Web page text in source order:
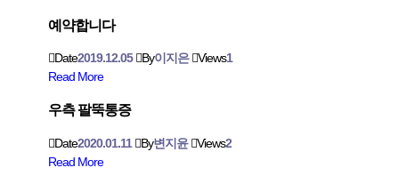
예약합니다
Date2019.12.05 By이지은 Views1
Read More
우측 팔뚝통증
Date2020.01.11 By변지윤 Views2
Read More